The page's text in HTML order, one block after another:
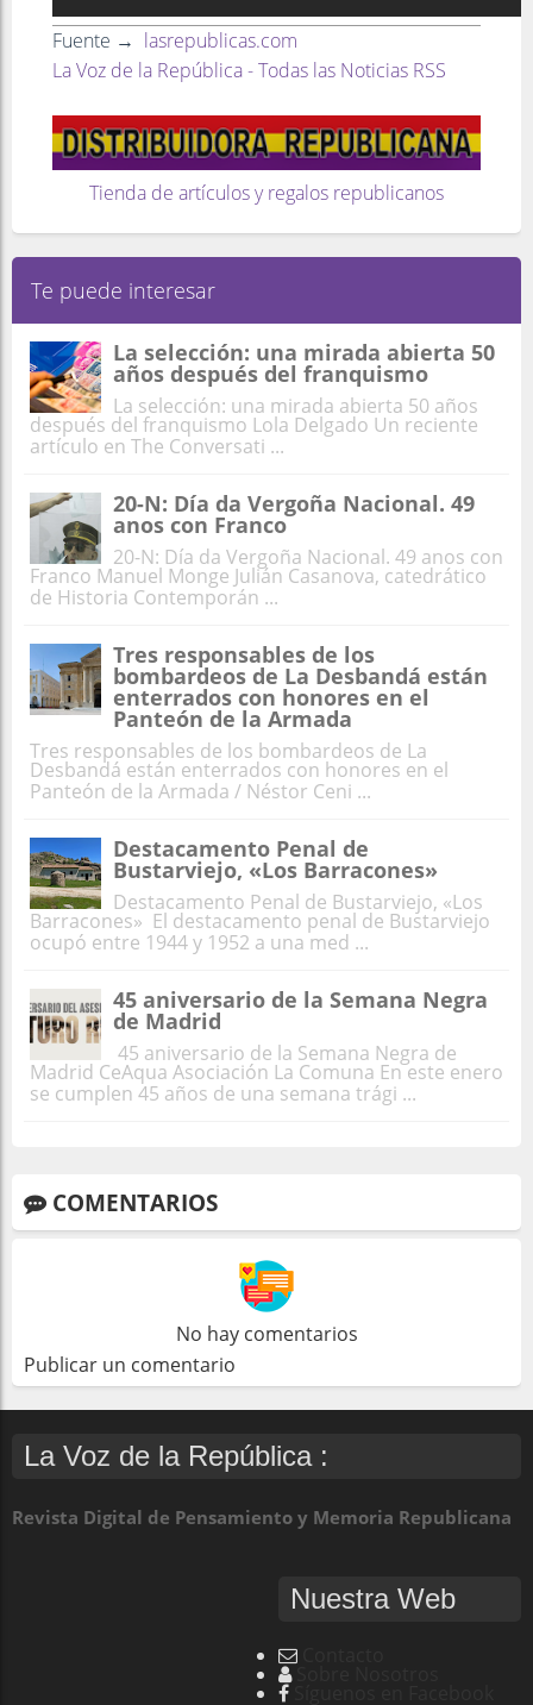
Fuente → lasrepublicas.com
La Voz de la República - Todas las Noticias RSS
Tienda de artículos y regalos republicanos
Te puede interesar
La selección: una mirada abierta 50
años después del franquismo
La selección: una mirada abierta 50 años
después del franquismo Lola Delgado Un reciente
artículo en The Conversati ...
20-N: Día da Vergoña Nacional. 49
anos con Franco
20-N: Día da Vergoña Nacional. 49 anos con
Franco Manuel Monge Julián Casanova, catedrático
de Historia Contemporán ...
Tres responsables de los
bombardeos de La Desbandá están
enterrados con honores en el
Panteón de la Armada
Tres responsables de los bombardeos de La
Desbandá están enterrados con honores en el
Panteón de la Armada / Néstor Ceni ...
Destacamento Penal de
Bustarviejo, «Los Barracones»
Destacamento Penal de Bustarviejo, «Los
Barracones» El destacamento penal de Bustarviejo
ocupó entre 1944 y 1952 a una med ...
45 aniversario de la Semana Negra
de Madrid
45 aniversario de la Semana Negra de
Madrid CeAqua Asociación La Comuna En este enero
se cumplen 45 años de una semana trági ...
COMENTARIOS
No hay comentarios
Publicar un comentario
La Voz de la República :
Revista Digital de Pensamiento y Memoria Republicana
Nuestra Web